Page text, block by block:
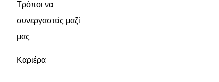
Τρόποι να
συνεργαστείς μαζί
μας
Καριέρα